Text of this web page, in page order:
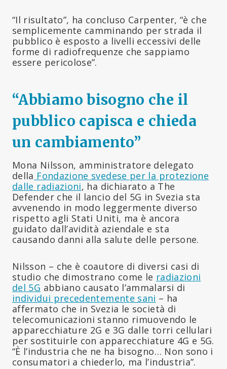
“Il risultato”, ha concluso Carpenter, “è che
semplicemente camminando per strada il
pubblico è esposto a livelli eccessivi delle
forme di radiofrequenze che sappiamo
essere pericolose”.
“Abbiamo bisogno che il
pubblico capisca e chieda
un cambiamento”
Mona Nilsson, amministratore delegato
della Fondazione svedese per la protezione
dalle radiazioni, ha dichiarato a The
Defender che il lancio del 5G in Svezia sta
avvenendo in modo leggermente diverso
rispetto agli Stati Uniti, ma è ancora
guidato dall’avidità aziendale e sta
causando danni alla salute delle persone.
Nilsson – che è coautore di diversi casi di
studio che dimostrano come le radiazioni
del 5G abbiano causato l’ammalarsi di
individui precedentemente sani – ha
affermato che in Svezia le società di
telecomunicazioni stanno rimuovendo le
apparecchiature 2G e 3G dalle torri cellulari
per sostituirle con apparecchiature 4G e 5G.
“È l’industria che ne ha bisogno… Non sono i
consumatori a chiederlo, ma l’industria”.